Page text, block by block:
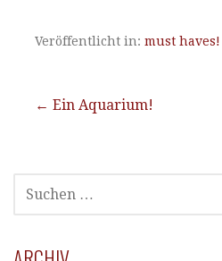
Veröffentlicht in: must haves!
Beitragsnavigation
← Ein Aquarium!
SUCHEN
NACH: